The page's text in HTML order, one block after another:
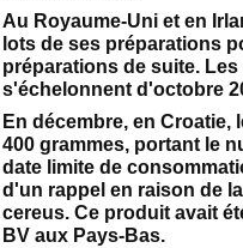
Au Royaume-Uni et en
lots de ses préparations
préparations de suite.
s'échelonnent d'octobre
En décembre, en Croatie,
400 grammes, portant le
date limite de
d'un rappel en raison de
cereus. Ce produit avait
BV aux Pays-Bas.